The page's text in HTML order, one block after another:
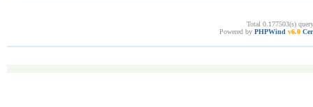
Total 0.177503(s)
Powered by PHPWind v6.0